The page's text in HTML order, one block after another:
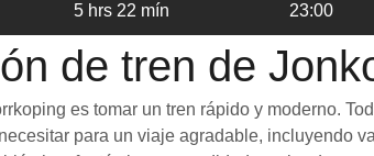
5 hrs 22 mín 23:00
de tren de
es tomar un tren rápido y moderno.
para un viaje agradable, incluyendo